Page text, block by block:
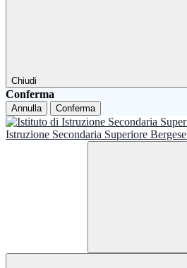
Chiudi
Conferma
Annulla Conferma
Istruzione Secondaria Superiore Bergese